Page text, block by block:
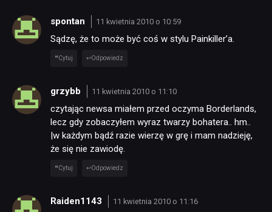
RETRO
DYSKUSJE
JUŻ GRALIŚMY
SKLEP
spontan 11 kwietnia 2010 o 10:59
Sądzę, że to może być coś w stylu Painkiller’a.
Cytuj Odpowiedz
grzybb 11 kwietnia 2010 o 11:10
czytając newsa miałem przed oczyma Borderlands,
lecz gdy zobaczyłem wyraz twarzy bohatera.. hm..
|w każdym bądź razie wierzę w grę i mam nadzieję,
że się nie zawiodę.
Cytuj Odpowiedz
Raiden1143 11 kwietnia 2010 o 11:16